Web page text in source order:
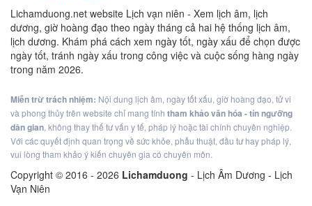
Lichamduong.net website Lịch vạn niên - Xem lịch âm, lịch
dương, giờ hoàng đạo theo ngày tháng cả hai hệ thống lịch âm,
lịch dương. Khám phá cách xem ngày tốt, ngày xấu để chọn được
ngày tốt, tránh ngày xấu trong công việc và cuộc sống hàng ngày
trong năm 2026.
Miễn trừ trách nhiệm: Nội dung lịch âm, ngày tốt xấu, giờ hoàng đạo, tử vi
và phong thủy trên website chỉ mang tính tham khảo văn hóa - tín ngưỡng
dân gian, không thay thế tư vấn y tế, pháp lý hoặc tài chính chuyên nghiệp.
Với các quyết định quan trọng về sức khỏe, phẫu thuật, đầu tư hay pháp lý,
vui lòng tham khảo ý kiến chuyên gia có chuyên môn.
Copyright © 2016 - 2026 Lichamduong - Lịch Âm Dương - Lịch
Vạn Niên